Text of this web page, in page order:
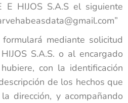
HIJOS S.A.S el siguiente
mediante solicitud
S.A.S. o al encargado
con la identificación
de los hechos que
dirección, y acompañando